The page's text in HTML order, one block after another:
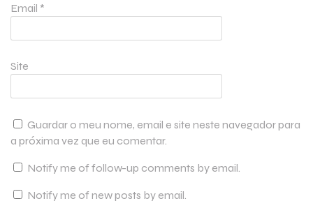
Email *
Site
Guardar o meu nome, email e site neste navegador para
a próxima vez que eu comentar.
Notify me of follow-up comments by email.
Notify me of new posts by email.